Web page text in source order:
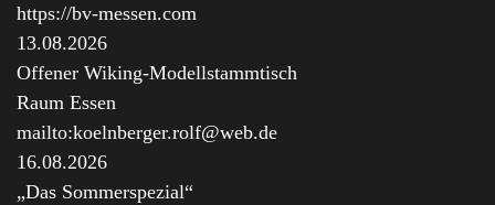
https://bv-messen.com
13.08.2026
Offener Wiking-Modellstammtisch
Raum Essen
mailto:koelnberger.rolf@web.de
16.08.2026
„Das Sommerspezial“